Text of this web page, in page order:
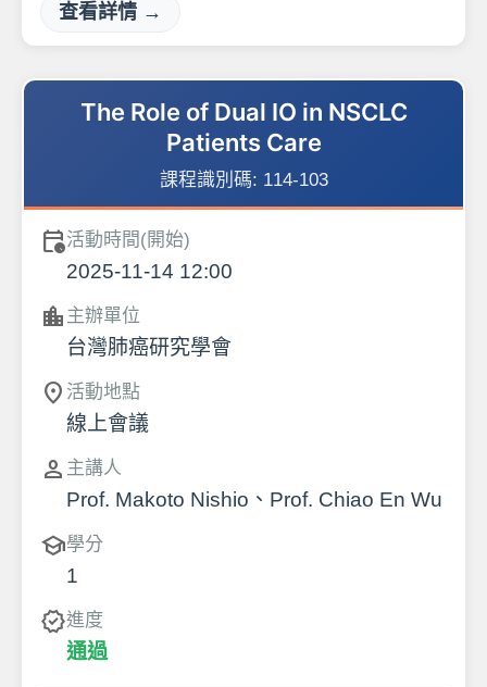
查看詳情 →
The Role of Dual IO in NSCLC
Patients Care
課程識別碼: 114-103
calendar_clock活動時間(開始)
2025-11-14 12:00
location_city 主辦單位
台灣肺癌研究學會
location_on 活動地點
線上會議
person 主講人
Prof. Makoto Nishio、Prof. Chiao En Wu
school學分
1
verified進度
通過